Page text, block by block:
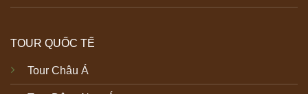
TOUR QUỐC TẾ
Tour Châu Á